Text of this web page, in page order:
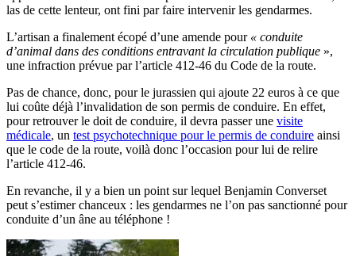
las de cette lenteur, ont fini par faire intervenir les gendarmes.
L’artisan a finalement écopé d’une amende pour « conduite
d’animal dans des conditions entravant la circulation publique »,
une infraction prévue par l’article 412-46 du Code de la route.
Pas de chance, donc, pour le jurassien qui ajoute 22 euros à ce que
lui coûte déjà l’invalidation de son permis de conduire. En effet,
pour retrouver le doit de conduire, il devra passer une visite
médicale, un test psychotechnique pour le permis de conduire ainsi
que le code de la route, voilà donc l’occasion pour lui de relire
l’article 412-46.
En revanche, il y a bien un point sur lequel Benjamin Converset
peut s’estimer chanceux : les gendarmes ne l’on pas sanctionné pour
conduite d’un âne au téléphone !